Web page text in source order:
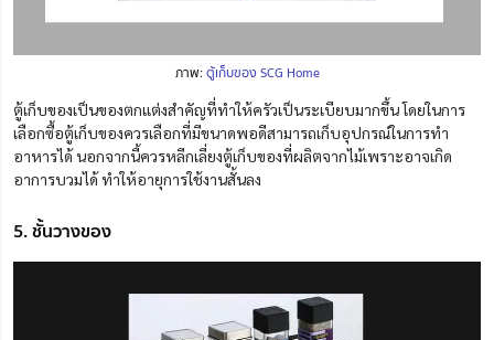
ภาพ:ตู้เก็บของ SCG Home
ตู้เก็บของเป็นของตกแต่งสำคัญที่ทำให้ครัวเป็นระเบียบมากขึ้น โดยในการ
เลือกซื้อตู้เก็บของควรเลือกที่มีขนาดพอดีสามารถเก็บอุปกรณ์ในการทำ
อาหารได้นอกจากนี้ควรหลีกเลี่ยงตู้เก็บของที่ผลิตจากไม้เพราะอาจเกิด
อาการบวมได้ทำให้อายุการใช้งานสั้นลง
5. ชั้นวางของ